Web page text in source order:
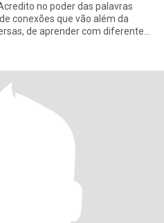
no poder das palavras
conexões que vão além da